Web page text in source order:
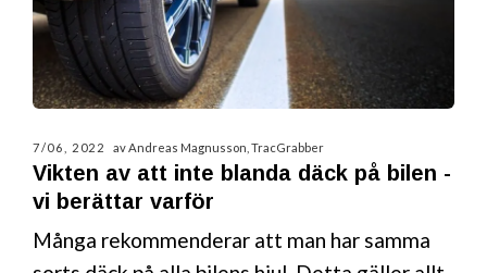
7/06, 2022 av Andreas Magnusson, TracGrabber
Vikten av att inte blanda däck på bilen -
vi berättar varför
Många rekommenderar att man har samma